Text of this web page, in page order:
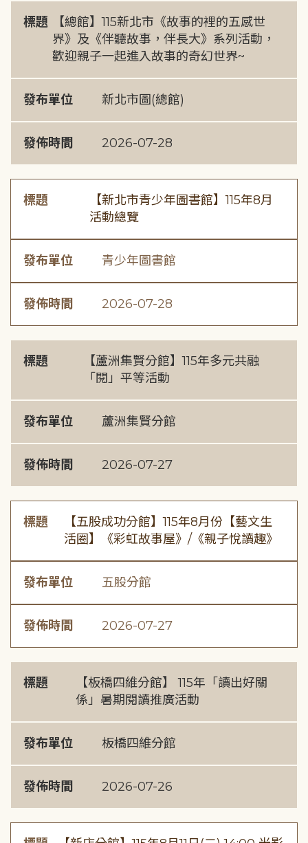
標題
【總館】115新北市《故事的裡的五感世
界》及《伴聽故事，伴長大》系列活動，
歡迎親子一起進入故事的奇幻世界~
發布單位 新北市圖(總館)
發佈時間 2026-07-28
標題
【新北市青少年圖書館】115年8月
活動總覽
發布單位 青少年圖書館
發佈時間 2026-07-28
標題
【蘆洲集賢分館】115年多元共融
「閱」平等活動
發布單位 蘆洲集賢分館
發佈時間 2026-07-27
標題
【五股成功分館】115年8月份【藝文生
活圈】《彩虹故事屋》/《親子悅讀趣》
發布單位 五股分館
發佈時間 2026-07-27
標題
【板橋四維分館】 115年「讀出好關
係」暑期閱讀推廣活動
發布單位 板橋四維分館
發佈時間 2026-07-26